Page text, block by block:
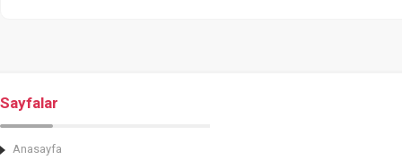
Sayfalar
Anasayfa